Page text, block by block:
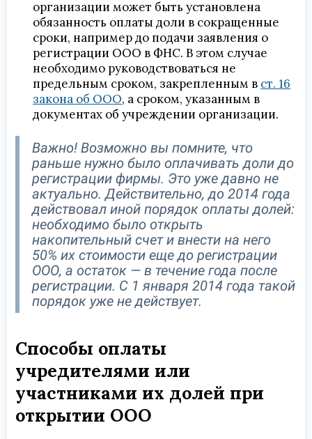
организации может быть установлена
обязанность оплаты доли в сокращенные
сроки, например до подачи заявления о
регистрации ООО в ФНС. В этом случае
необходимо руководствоваться не
предельным сроком, закрепленным в ст. 16
закона об ООО, а сроком, указанным в
документах об учреждении организации.
Важно! Возможно вы помните, что
раньше нужно было оплачивать доли до
регистрации фирмы. Это уже давно не
актуально. Действительно, до 2014 года
действовал иной порядок оплаты долей:
необходимо было открыть
накопительный счет и внести на него
50% их стоимости еще до регистрации
ООО, а остаток — в течение года после
регистрации. С 1 января 2014 года такой
порядок уже не действует.
Способы оплаты
учредителями или
участниками их долей при
открытии ООО